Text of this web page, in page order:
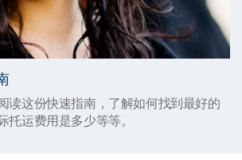
读这份快速指南，了解如何找到最好的
运费用是多少等等。